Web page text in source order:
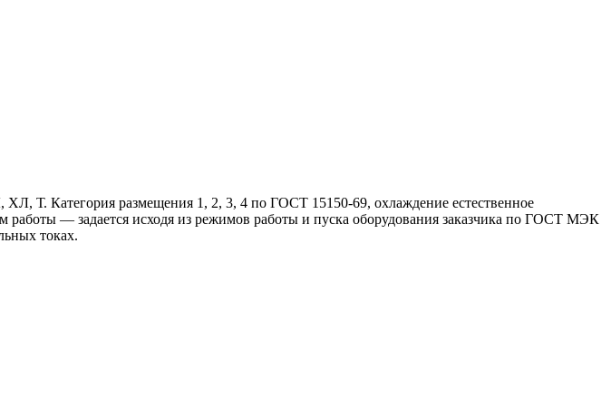
Т. Категория размещения 1, 2, 3, 4 по ГОСТ 15150-69, охлаждение естественное
— задается исходя из режимов работы и пуска оборудования заказчика по ГОСТ МЭК
токах.